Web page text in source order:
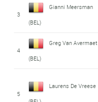
3
Gianni Meersman
(BEL)
4
Greg Van Avermaet
(BEL)
5
Laurens De Vreese